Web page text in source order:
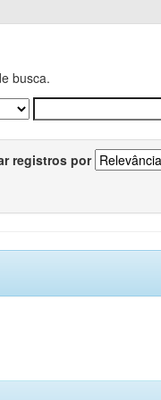
busca.
registros por